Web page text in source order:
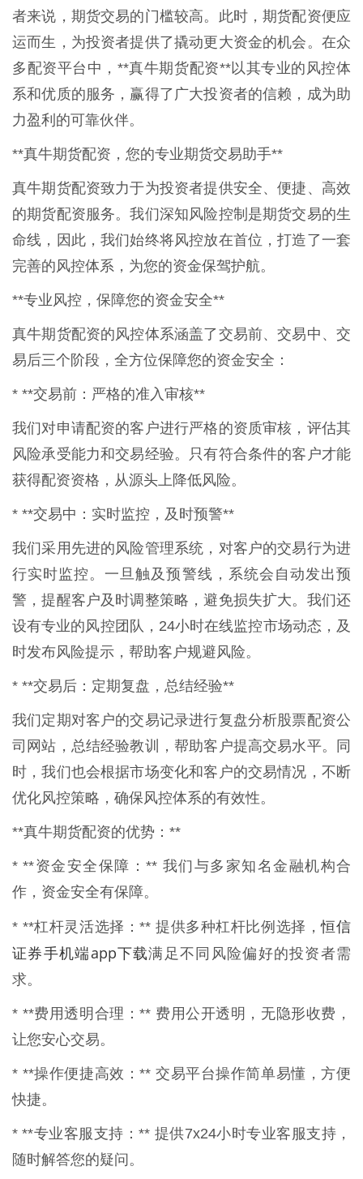
者来说，期货交易的门槛较高。此时，期货配资便应
运而生，为投资者提供了撬动更大资金的机会。在众
多配资平台中，**真牛期货配资**以其专业的风控体
系和优质的服务，赢得了广大投资者的信赖，成为助
力盈利的可靠伙伴。
**真牛期货配资，您的专业期货交易助手**
真牛期货配资致力于为投资者提供安全、便捷、高效
的期货配资服务。我们深知风险控制是期货交易的生
命线，因此，我们始终将风控放在首位，打造了一套
完善的风控体系，为您的资金保驾护航。
**专业风控，保障您的资金安全**
真牛期货配资的风控体系涵盖了交易前、交易中、交
易后三个阶段，全方位保障您的资金安全：
* **交易前：严格的准入审核**
我们对申请配资的客户进行严格的资质审核，评估其
风险承受能力和交易经验。只有符合条件的客户才能
获得配资资格，从源头上降低风险。
* **交易中：实时监控，及时预警**
我们采用先进的风险管理系统，对客户的交易行为进
行实时监控。一旦触及预警线，系统会自动发出预
警，提醒客户及时调整策略，避免损失扩大。我们还
设有专业的风控团队，24小时在线监控市场动态，及
时发布风险提示，帮助客户规避风险。
* **交易后：定期复盘，总结经验**
我们定期对客户的交易记录进行复盘分析股票配资公
司网站，总结经验教训，帮助客户提高交易水平。同
时，我们也会根据市场变化和客户的交易情况，不断
优化风控策略，确保风控体系的有效性。
**真牛期货配资的优势：**
* **资金安全保障：** 我们与多家知名金融机构合
作，资金安全有保障。
* **杠杆灵活选择：** 提供多种杠杆比例选择，恒信
证券手机端app下载满足不同风险偏好的投资者需
求。
* **费用透明合理：** 费用公开透明，无隐形收费，
让您安心交易。
* **操作便捷高效：** 交易平台操作简单易懂，方便
快捷。
* **专业客服支持：** 提供7x24小时专业客服支持，
随时解答您的疑问。